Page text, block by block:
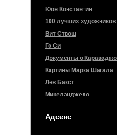
Юон Константин
100 лучших художников
Вит Ствош
Го Си
Документы о Караваджо
Картины Марка Шагала
Лев Бакст
Микеланджело
Адсенс